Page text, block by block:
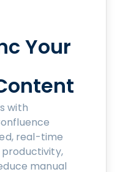
Your
with
real-time
manual